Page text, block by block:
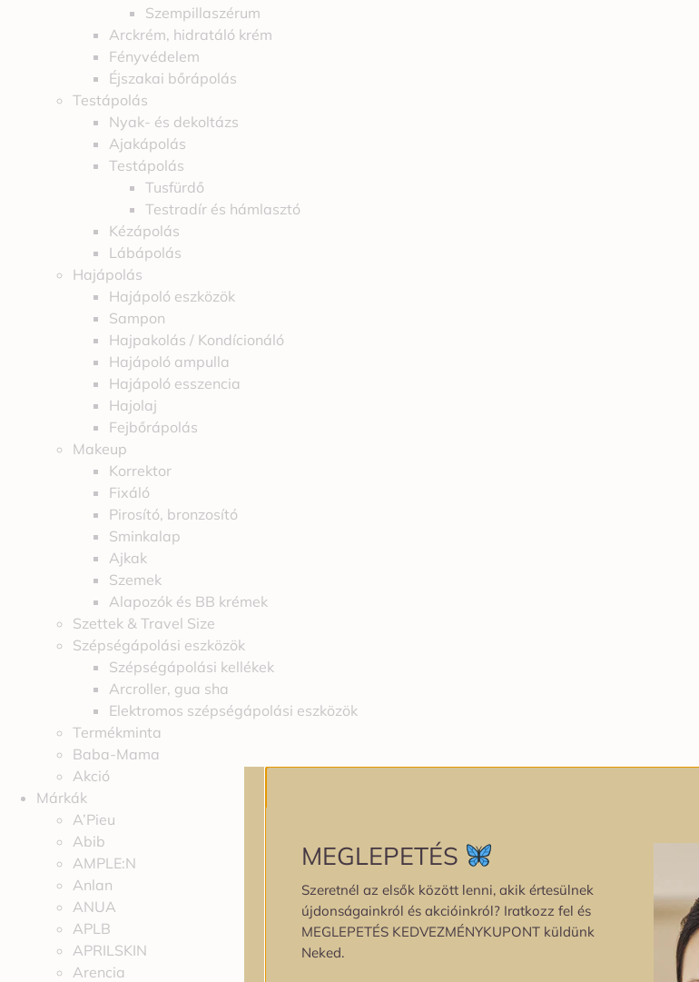
Szempillaszérum
Arckrém, hidratáló krém
Fényvédelem
Éjszakai bőrápolás
Testápolás
Nyak- és dekoltázs
Ajakápolás
Testápolás
Tusfürdő
Testradír és hámlasztó
Kézápolás
Lábápolás
Hajápolás
Hajápoló eszközök
Sampon
Hajpakolás / Kondícionáló
Hajápoló ampulla
Hajápoló esszencia
Hajolaj
Fejbőrápolás
Makeup
Korrektor
Fixáló
Pirosító, bronzosító
Sminkalap
Ajkak
Szemek
Alapozók és BB krémek
Szettek & Travel Size
Szépségápolási eszközök
Szépségápolási kellékek
Arcroller, gua sha
Elektromos szépségápolási eszközök
Termékminta
Baba-Mama
Akció
Márkák
A’Pieu
Abib
AMPLE:N
Anlan
ANUA
APLB
APRILSKIN
Arencia
MEGLEPETÉS
Szeretnél az elsők között lenni, akik értesülnek
újdonságainkról és akcióinkról? Iratkozz fel és
MEGLEPETÉS KEDVEZMÉNYKUPONT küldünk
Neked.